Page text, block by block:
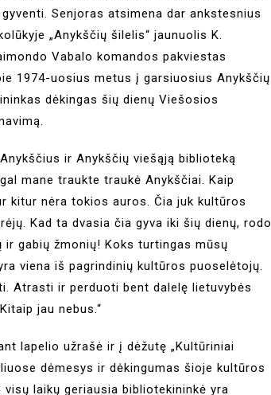
Senjoras atsimena dar ankstesnius
„Anykščių šilelis“ jaunuolis K.
Vabalo komandos pakviestas
1974-uosius metus į garsiuosius Anykščių
dėkingas šių dienų Viešosios
ir Anykščių viešąją biblioteką
mane traukte traukė Anykščiai. Kaip
kitur nėra tokios auros. Čia juk kultūros
Kad ta dvasia čia gyva iki šių dienų, rodo
ir gabių žmonių! Koks turtingas mūsų
viena iš pagrindinių kultūros puoselėtojų.
Atrasti ir perduoti bent dalelę lietuvybės
jau nebus.“
lapelio užrašė ir į dėžutę „Kultūriniai
dėmesys ir dėkingumas šioje kultūros
laikų geriausia bibliotekininkė yra